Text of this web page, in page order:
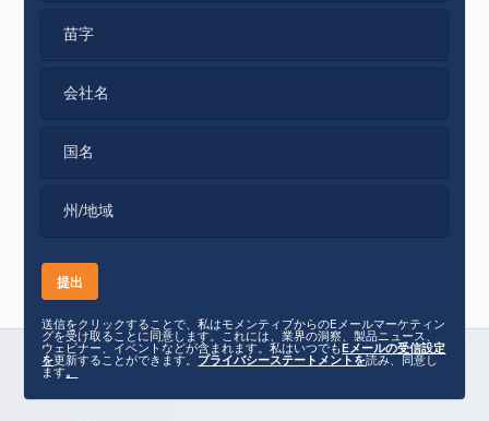
苗字
会社名
国名
州/地域
送信をクリックすることで、私はモメンティブからのEメールマーケティン
グを受け取ることに同意します。これには、業界の洞察、製品ニュース、
ウェビナー、イベントなどが含まれます。私はいつでもEメールの受信設定
を更新することができます。 プライバシーステートメントを読み、同意し
ます。